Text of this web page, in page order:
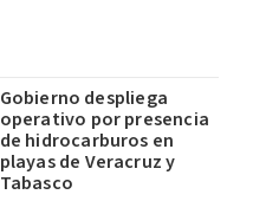
Gobierno despliega
operativo por presencia
de hidrocarburos en
playas de Veracruz y
Tabasco